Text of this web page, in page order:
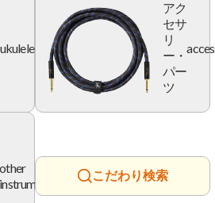
ukulele
アク
セサ
リ
ー・
パー
ツ
other
instrument
こだわり検索